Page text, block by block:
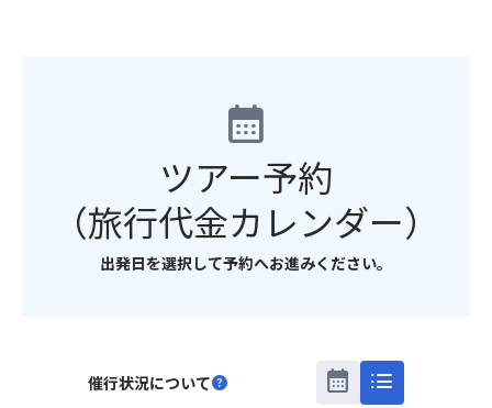
calendar_month
ツアー予約
（旅行代金カレンダー）
出発日を選択して予約へお進みください。
催行状況についてhelp calendar_month list